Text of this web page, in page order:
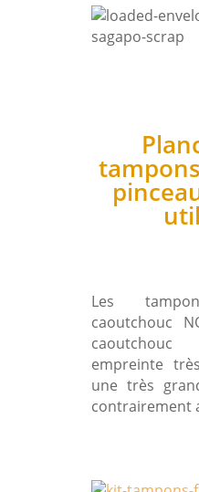
Les
caoutchouc
empreinte
une très
contrairement